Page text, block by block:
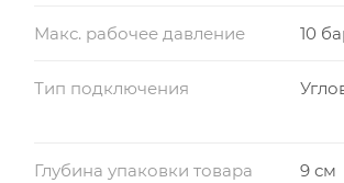
Макс. рабочее давление 10
Тип подключения
Глубина упаковки товара 9 см